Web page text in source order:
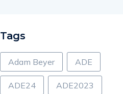
Tags
Adam Beyer ADE
ADE24 ADE2023